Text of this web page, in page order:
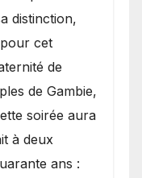
distinction,
cet
de
de Gambie,
soirée aura
à deux
ans :